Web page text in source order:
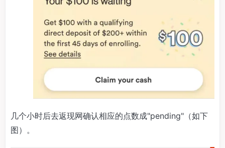
几个小时后去返现网确认相应的点数成"pending"（如下
图）。